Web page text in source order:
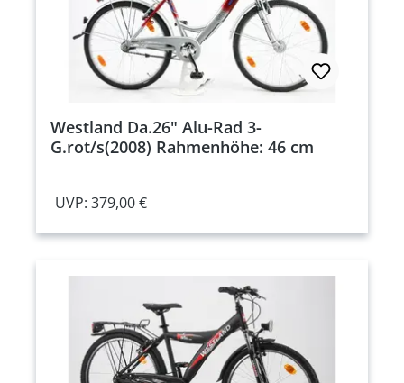
Westland Da.26" Alu-Rad 3-
G.rot/s(2008) Rahmenhöhe: 46 cm
UVP: 379,00 €